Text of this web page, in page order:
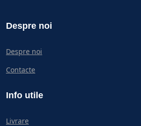
Despre noi
Despre noi
Contacte
Info utile
Livrare